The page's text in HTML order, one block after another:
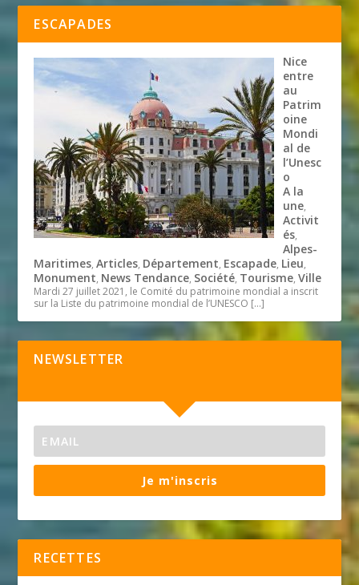
ESCAPADES
Nice
entre
au
Patrim
oine
Mondi
al de
l’Unesc
o
A la
une,
Activit
és,
Alpes-
Maritimes,Articles, Département, Escapade, Lieu,
Monument, News Tendance, Société, Tourisme,Ville
Mardi 27 juillet 2021, le Comité du patrimoine mondial a inscrit
sur la Liste du patrimoine mondial de l’UNESCO […]
NEWSLETTER
Je m'inscris
RECETTES